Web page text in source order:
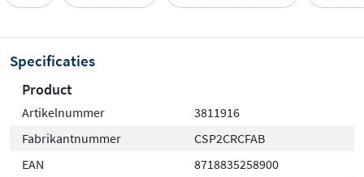
Specificaties
Product
Artikelnummer
3811916
Fabrikantnummer
CSP2CRCFAB
EAN
8718835258900